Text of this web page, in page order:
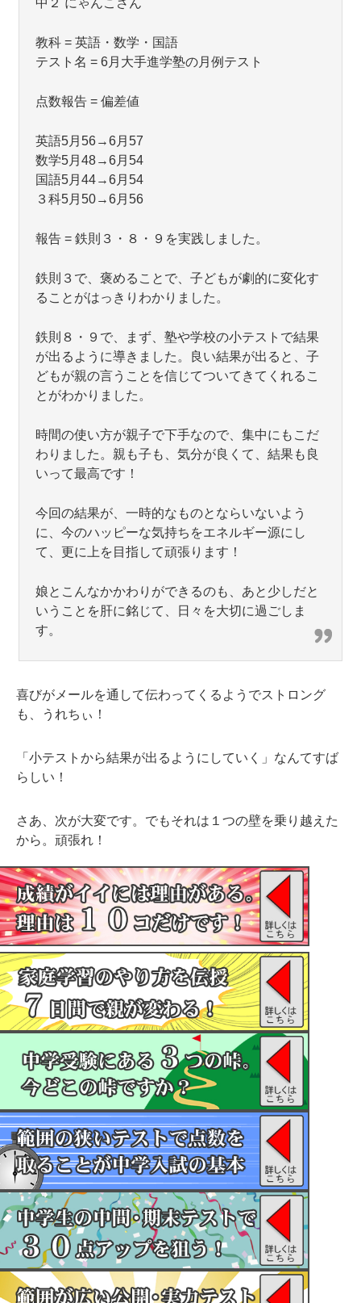
中２ にゃんこさん
教科 = 英語・数学・国語
テスト名 = 6月大手進学塾の月例テスト
点数報告 = 偏差値
英語5月56→6月57
数学5月48→6月54
国語5月44→6月54
３科5月50→6月56
報告 = 鉄則３・８・９を実践しました。
鉄則３で、褒めることで、子どもが劇的に変化す
ることがはっきりわかりました。
鉄則８・９で、まず、塾や学校の小テストで結果
が出るように導きました。良い結果が出ると、子
どもが親の言うことを信じてついてきてくれるこ
とがわかりました。
時間の使い方が親子で下手なので、集中にもこだ
わりました。親も子も、気分が良くて、結果も良
いって最高です！
今回の結果が、一時的なものとならいないよう
に、今のハッピーな気持ちをエネルギー源にし
て、更に上を目指して頑張ります！
娘とこんなかかわりができるのも、あと少しだと
いうことを肝に銘じて、日々を大切に過ごしま
す。
喜びがメールを通して伝わってくるようでストロング
も、うれちぃ！
「小テストから結果が出るようにしていく」なんてすば
らしい！
さあ、次が大変です。でもそれは１つの壁を乗り越えた
から。頑張れ！